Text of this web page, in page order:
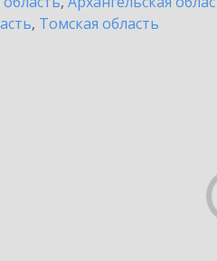
, Томская область